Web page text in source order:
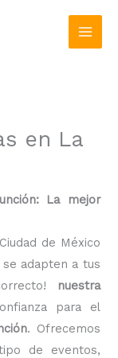
en La
La mejor
de México
se adapten a tus
nuestra
para el
. Ofrecemos
de eventos,